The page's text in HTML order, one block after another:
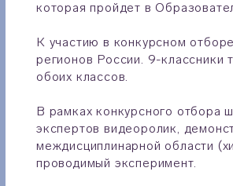
которая пройдет в
К участию в конкурсном
регионов России. 9-классники
обоих классов.
В рамках конкурсного отбора
экспертов видеоролик,
междисциплинарной области
проводимый эксперимент.